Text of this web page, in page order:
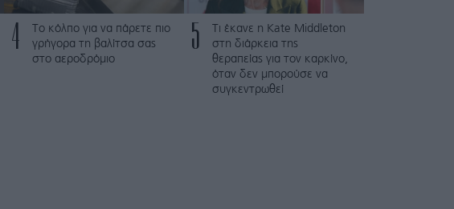
4
Το κόλπο για να πάρετε πιο
γρήγορα τη βαλίτσα σας
στο αεροδρόμιο
5
Τι έκανε η Kate Middleton
στη διάρκεια της
θεραπείας για τον καρκίνο,
όταν δεν μπορούσε να
συγκεντρωθεί